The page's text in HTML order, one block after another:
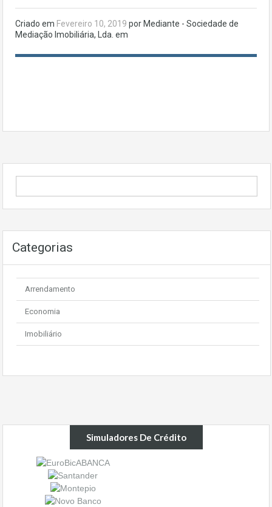
Criado em Fevereiro 10, 2019 por Mediante - Sociedade de
Mediação Imobiliária, Lda. em
Categorias
Arrendamento
Economia
Imobiliário
Simuladores De Crédito